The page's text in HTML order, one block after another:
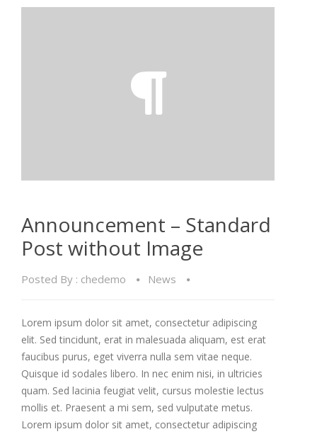
Announcement – Standard
Post without Image
Posted By : chedemo News
Lorem ipsum dolor sit amet, consectetur adipiscing
elit. Sed tincidunt, erat in malesuada aliquam, est erat
faucibus purus, eget viverra nulla sem vitae neque.
Quisque id sodales libero. In nec enim nisi, in ultricies
quam. Sed lacinia feugiat velit, cursus molestie lectus
mollis et. Praesent a mi sem, sed vulputate metus.
Lorem ipsum dolor sit amet, consectetur adipiscing